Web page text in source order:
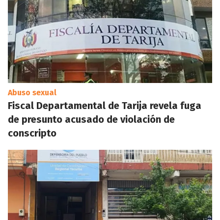
Abuso sexual
Fiscal Departamental de Tarija revela fuga
de presunto acusado de violación de
conscripto